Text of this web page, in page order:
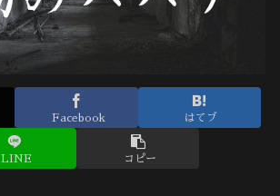
Facebook はてブ
LINE コピー